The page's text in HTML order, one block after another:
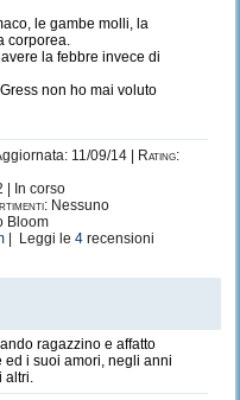
le gambe molli, la
corporea.
la febbre invece di
non ho mai voluto
11/09/14 |
Rating:
| In corso
Nessuno
Bloom
| Leggi le 4 recensioni
ragazzino e affatto
i suoi amori, negli anni
altri.